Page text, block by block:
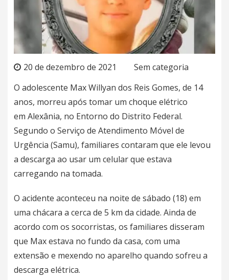
20 de dezembro de 2021
Sem categoria
O adolescente Max Willyan dos Reis Gomes, de 14
anos, morreu após tomar um choque elétrico
em Alexânia, no Entorno do Distrito Federal.
Segundo o Serviço de Atendimento Móvel de
Urgência (Samu), familiares contaram que ele levou
a descarga ao usar um celular que estava
carregando na tomada.
O acidente aconteceu na noite de sábado (18) em
uma chácara a cerca de 5 km da cidade. Ainda de
acordo com os socorristas, os familiares disseram
que Max estava no fundo da casa, com uma
extensão e mexendo no aparelho quando sofreu a
descarga elétrica.